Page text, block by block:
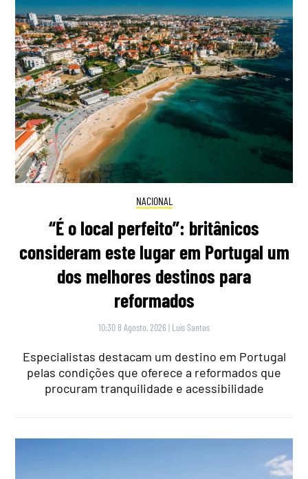
NACIONAL
“É o local perfeito”: britânicos
consideram este lugar em Portugal um
dos melhores destinos para
reformados
10:30 8 Agosto, 2026 | Luís Santos
Especialistas destacam um destino em Portugal
pelas condições que oferece a reformados que
procuram tranquilidade e acessibilidade